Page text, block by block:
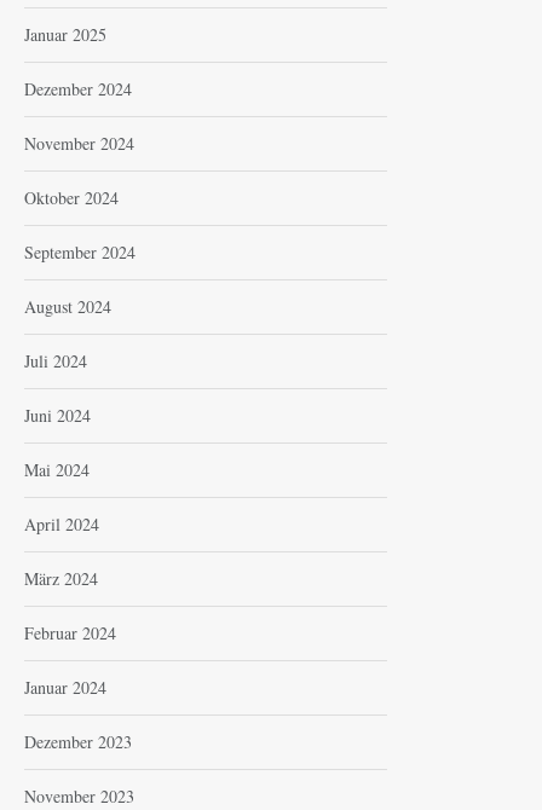
Januar 2025
Dezember 2024
November 2024
Oktober 2024
September 2024
August 2024
Juli 2024
Juni 2024
Mai 2024
April 2024
März 2024
Februar 2024
Januar 2024
Dezember 2023
November 2023